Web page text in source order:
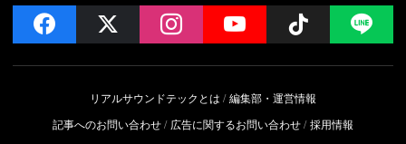
facebook instagramYouTube Follow
リアルサウンドテックとは
編集部・運営情報
記事へのお問い合わせ
広告に関するお問い合わせ 採用情報